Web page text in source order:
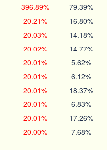
396.89% 79.39%
20.21% 16.80%
20.03% 14.18%
20.02% 14.77%
20.01% 5.62%
20.01% 6.12%
20.01% 18.37%
20.01% 6.83%
20.01% 17.26%
20.00% 7.68%